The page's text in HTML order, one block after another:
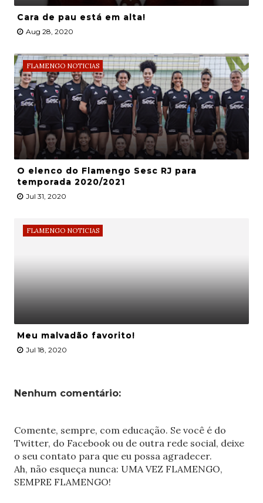
Cara de pau está em alta!
Aug 28, 2020
FLAMENGO NOTICIAS
O elenco do Flamengo Sesc RJ para
temporada 2020/2021
Jul 31, 2020
FLAMENGO NOTICIAS
Meu malvadão favorito!
Jul 18, 2020
Nenhum comentário:
Comente, sempre, com educação. Se você é do
Twitter, do Facebook ou de outra rede social, deixe
o seu contato para que eu possa agradecer.
Ah, não esqueça nunca: UMA VEZ FLAMENGO,
SEMPRE FLAMENGO!